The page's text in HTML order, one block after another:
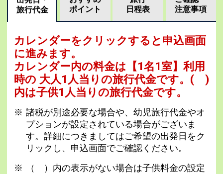
旅行代金
ポイント
日程表
注意事項
カレンダーをクリックすると申込画面
に進みます。
カレンダー内の料金は 【1名1室】利用
時の 大人1人当りの旅行代金です。 ( )
内は子供1人当りの旅行代金です。
諸税が別途必要な場合や、幼児旅行代金やオ
プションが設定されている場合がございま
す。詳細につきましてはご希望の出発日をク
リックし、申込画面でご確認ください。
（ ）内の表示がない場合は子供料金の設定